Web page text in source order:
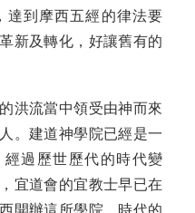
達到摩西五經的律法要
新及轉化，好讓舊有的
洪流當中領受由神而來
。建道神學院已經是一
過歷世歷代的時代變
宜道會的宜教士早已在
開辦這所學院。時代的